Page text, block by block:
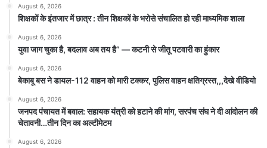
August 6, 2026
शिक्षकों के इंतजार में छात्र : तीन शिक्षकों के भरोसे संचालित हो रही माध्यमिक शाला
August 6, 2026
युवा जाग चुका है, बदलाव अब तय है” — कटनी से जीतू पटवारी का हुंकार
August 6, 2026
बेकाबू बस ने डायल-112 वाहन को मारी टक्कर, पुलिस वाहन क्षतिग्रस्त,,,देखे वीडियो
August 6, 2026
जनपद पंचायत में बवाल: सहायक यंत्री को हटाने की मांग, सरपंच संघ ने दी आंदोलन की
चेतावनी…तीन दिन का अल्टीमेटम
August 6, 2026